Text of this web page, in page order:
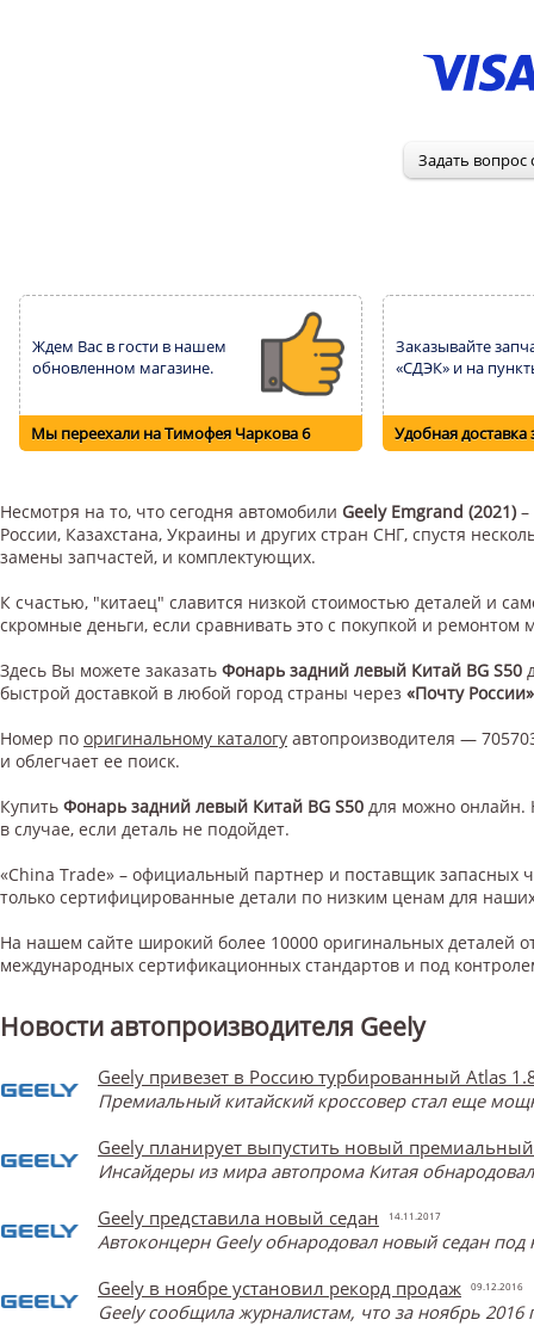
Ждем Вас в гости в нашем
обновленном магазине.
Мы переехали на Тимофея Чаркова 6
Заказывайте
«СДЭК» и на
Удобная доставка
Несмотря на то, что сегодня автомобили Geely Emgrand (2021)
России, Казахстана, Украины и других стран СНГ, спустя
замены запчастей, и комплектующих.
К счастью, "китаец" славится низкой стоимостью деталей и
скромные деньги, если сравнивать это с покупкой и
Здесь Вы можете заказать Фонарь задний левый Китай BG S50
быстрой доставкой в любой город страны через «Почту России»
Номер по оригинальному каталогу автопроизводителя —
и облегчает ее поиск.
Купить Фонарь задний левый Китай BG S50 для можно онлайн.
в случае, если деталь не подойдет.
«China Trade» – официальный партнер и поставщик запасных
только сертифицированные детали по низким ценам для
На нашем сайте широкий более 10000 оригинальных деталей
международных сертификационных стандартов и под
Новости автопроизводителя Geely
Geely привезет в Россию турбированный Atlas
Премиальный китайский кроссовер стал еще
Geely планирует выпустить новый премиальный
Инсайдеры из мира автопрома Китая
Geely представила новый седан
14.11.2017
Автоконцерн Geely обнародовал новый седан под
Geely в ноябре установил рекорд продаж
09.12.2016
Geely сообщила журналистам, что за ноябрь